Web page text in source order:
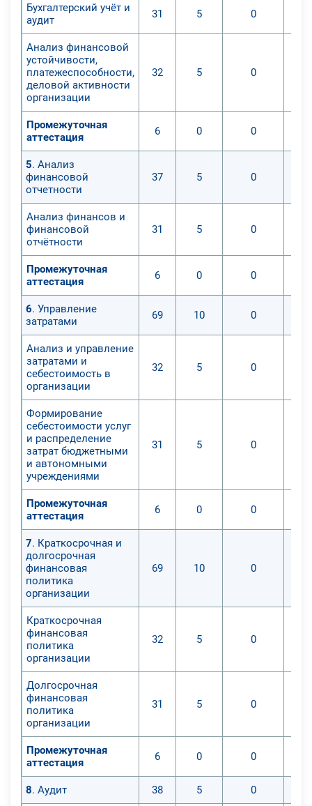
Бухгалтерский учёт и
аудит
31 5 0
Анализ финансовой
устойчивости,
платежеспособности,
деловой активности
организации
32 5 0
Промежуточная
аттестация
6 0 0
5. Анализ
финансовой
отчетности
37 5 0
Анализ финансов и
финансовой
отчётности
31 5 0
Промежуточная
аттестация
6 0 0
6. Управление
затратами
69 10 0
Анализ и управление
затратами и
себестоимость в
организации
32 5 0
Формирование
себестоимости услуг
и распределение
затрат бюджетными
и автономными
учреждениями
31 5 0
Промежуточная
аттестация
6 0 0
7. Краткосрочная и
долгосрочная
финансовая
политика
организации
69 10 0
Краткосрочная
финансовая
политика
организации
32 5 0
Долгосрочная
финансовая
политика
организации
31 5 0
Промежуточная
аттестация
6 0 0
8. Аудит 38 5 0